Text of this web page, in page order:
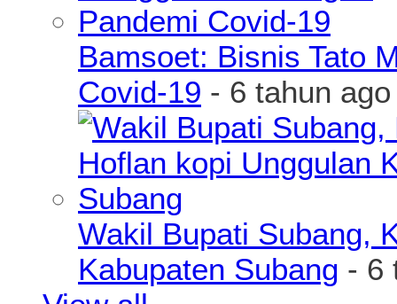
Bamsoet: Bisnis Tato
Covid-19 - 6 tahun ago
Wakil Bupati Subang,
Kabupaten Subang - 6